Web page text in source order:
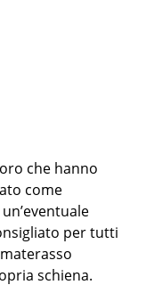
che hanno
come
per tutti
schiena.